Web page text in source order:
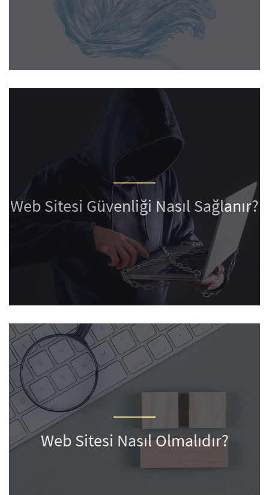
Web Sitesi Güvenliği Nasıl Sağlanır?
Web Sitesi Nasıl Olmalıdır?